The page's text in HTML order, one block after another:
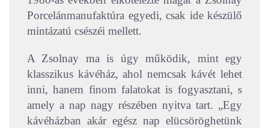
Porcelánmanufaktúra egyedi, csak ide készülő
mintázatú csészéi mellett.
A Zsolnay ma is úgy működik, mint egy
klasszikus kávéház, ahol nemcsak kávét lehet
inni, hanem finom falatokat is fogyasztani, s
amely a nap nagy részében nyitva tart. „Egy
kávéházban akár egész nap elücsöröghetünk